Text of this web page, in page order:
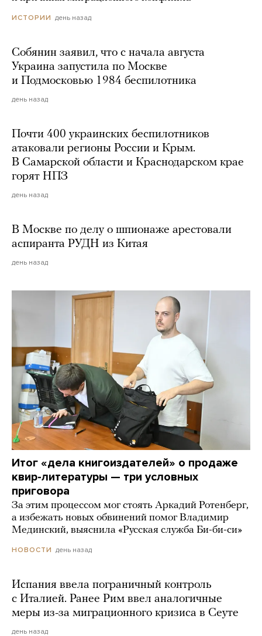
ИСТОРИИ день назад
Собянин заявил, что с начала августа
Украина запустила по Москве
и Подмосковью 1984 беспилотника
день назад
Почти 400 украинских беспилотников
атаковали регионы России и Крым.
В Самарской области и Краснодарском крае
горят НПЗ
день назад
В Москве по делу о шпионаже арестовали
аспиранта РУДН из Китая
день назад
Итог «дела книгоиздателей» о продаже
квир-литературы — три условных
приговора
За этим процессом мог стоять Аркадий Ротенберг,
а избежать новых обвинений помог Владимир
Мединский, выяснила «Русская служба Би-би-си»
НОВОСТИ день назад
Испания ввела пограничный контроль
с Италией. Ранее Рим ввел аналогичные
меры из-за миграционного кризиса в Сеуте
день назад